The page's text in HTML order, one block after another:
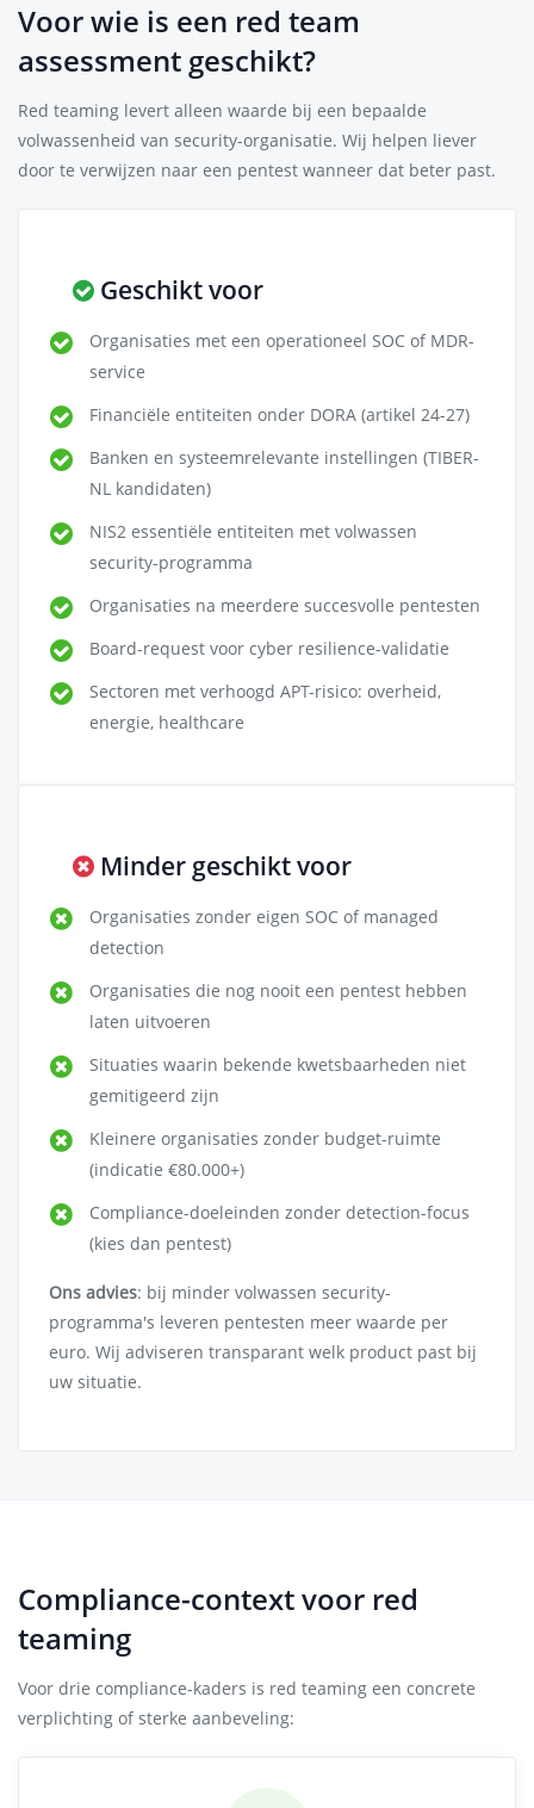
Voor wie is een red team
assessment geschikt?
Red teaming levert alleen waarde bij een bepaalde
volwassenheid van security-organisatie. Wij helpen liever
door te verwijzen naar een pentest wanneer dat beter past.
Geschikt voor
Organisaties met een operationeel SOC of MDR-
service
Financiële entiteiten onder DORA (artikel 24-27)
Banken en systeemrelevante instellingen (TIBER-
NL kandidaten)
NIS2 essentiële entiteiten met volwassen
security-programma
Organisaties na meerdere succesvolle pentesten
Board-request voor cyber resilience-validatie
Sectoren met verhoogd APT-risico: overheid,
energie, healthcare
Minder geschikt voor
Organisaties zonder eigen SOC of managed
detection
Organisaties die nog nooit een pentest hebben
laten uitvoeren
Situaties waarin bekende kwetsbaarheden niet
gemitigeerd zijn
Kleinere organisaties zonder budget-ruimte
(indicatie €80.000+)
Compliance-doeleinden zonder detection-focus
(kies dan pentest)
Ons advies: bij minder volwassen security-
programma's leveren pentesten meer waarde per
euro. Wij adviseren transparant welk product past bij
uw situatie.
Compliance-context voor red
teaming
Voor drie compliance-kaders is red teaming een concrete
verplichting of sterke aanbeveling: